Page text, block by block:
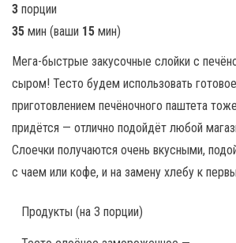
3 порции
35 мин (ваши 15 мин)
Мега-быстрые закусочные слойки с
сыром! Тесто будем использовать
приготовлением печёночного паштета
придётся — отлично подойдёт любой
Слоечки получаются очень вкусными,
с чаем или кофе, и на замену хлебу к
Продукты (на 3 порции)